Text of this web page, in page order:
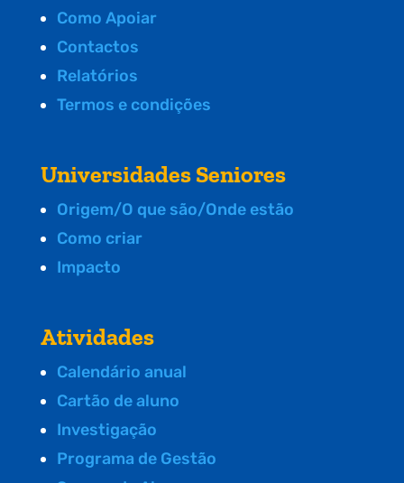
Como Apoiar
Contactos
Relatórios
Termos e condições
Universidades Seniores
Origem/O que são/Onde estão
Como criar
Impacto
Atividades
Calendário anual
Cartão de aluno
Investigação
Programa de Gestão